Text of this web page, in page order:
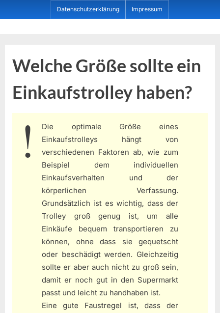
to
Datenschutzerklärung Impressum
Welche Größe sollte ein
Einkaufstrolley haben?
Die optimale Größe eines
Einkaufstrolleys hängt von
verschiedenen Faktoren ab, wie zum
Beispiel dem individuellen
Einkaufsverhalten und der
körperlichen Verfassung.
Grundsätzlich ist es wichtig, dass der
Trolley groß genug ist, um alle
Einkäufe bequem transportieren zu
können, ohne dass sie gequetscht
oder beschädigt werden. Gleichzeitig
sollte er aber auch nicht zu groß sein,
damit er noch gut in den Supermarkt
passt und leicht zu handhaben ist.
Eine gute Faustregel ist, dass der